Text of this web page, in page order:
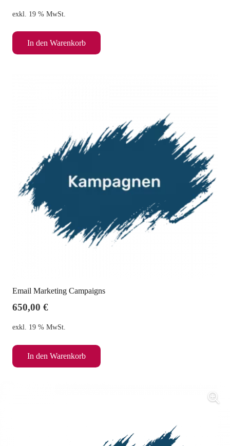
exkl. 19 % MwSt.
In den Warenkorb
Email Marketing Campaigns
650,00 €
exkl. 19 % MwSt.
In den Warenkorb